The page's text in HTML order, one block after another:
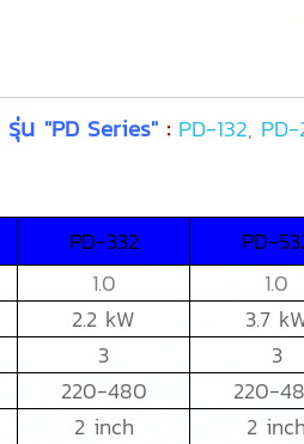
รุ่น "PD Series" : PD-132,
PD-332 PD-
1.0 1.0
2.2 kW 3.7
3 3
220-480 220-
2 inch 2 inch